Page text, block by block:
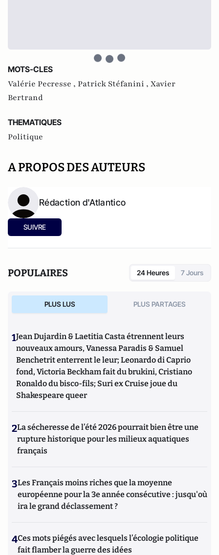
MOTS-CLES
Valérie Pecresse , Patrick Stéfanini , Xavier
Bertrand
THEMATIQUES
Politique
A PROPOS DES AUTEURS
Rédaction d'Atlantico
SUIVRE
POPULAIRES 24 Heures 7 Jours
PLUS LUS PLUS PARTAGES
1Jean Dujardin & Laetitia Casta étrennent leurs
nouveaux amours, Vanessa Paradis & Samuel
Benchetrit enterrent le leur; Leonardo di Caprio
fond, Victoria Beckham fait du brukini, Cristiano
Ronaldo du bisco-fils; Suri ex Cruise joue du
Shakespeare queer
2La sécheresse de l’été 2026 pourrait bien être une
rupture historique pour les milieux aquatiques
français
3Les Français moins riches que la moyenne
européenne pour la 3e année consécutive : jusqu'où
ira le grand déclassement ?
4Ces mots piégés avec lesquels l’écologie politique
fait flamber la guerre des idées